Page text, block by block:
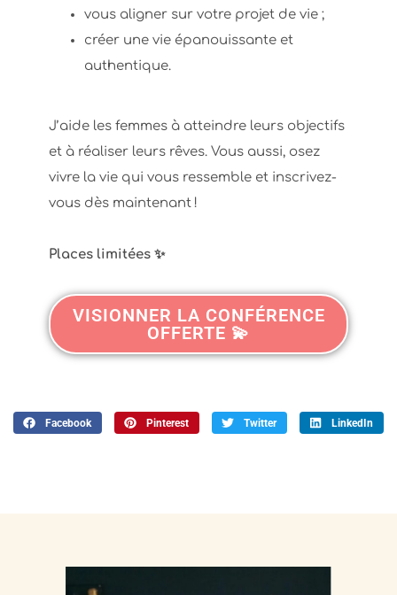
vous aligner sur votre projet de vie ;
créer une vie épanouissante et
authentique.
J’aide les femmes à atteindre leurs objectifs
et à réaliser leurs rêves. Vous aussi, osez
vivre la vie qui vous ressemble et inscrivez-
vous dès maintenant !
Places limitées ✨
VISIONNER LA CONFÉRENCE
OFFERTE 💫
Facebook Pinterest Twitter LinkedIn